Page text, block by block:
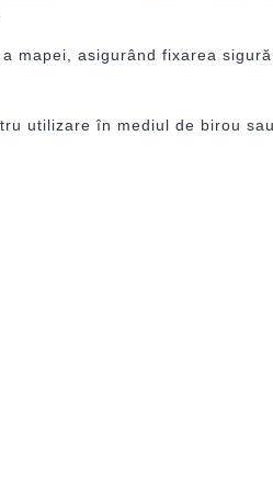
asigurând fixarea
utilizare în mediul de birou